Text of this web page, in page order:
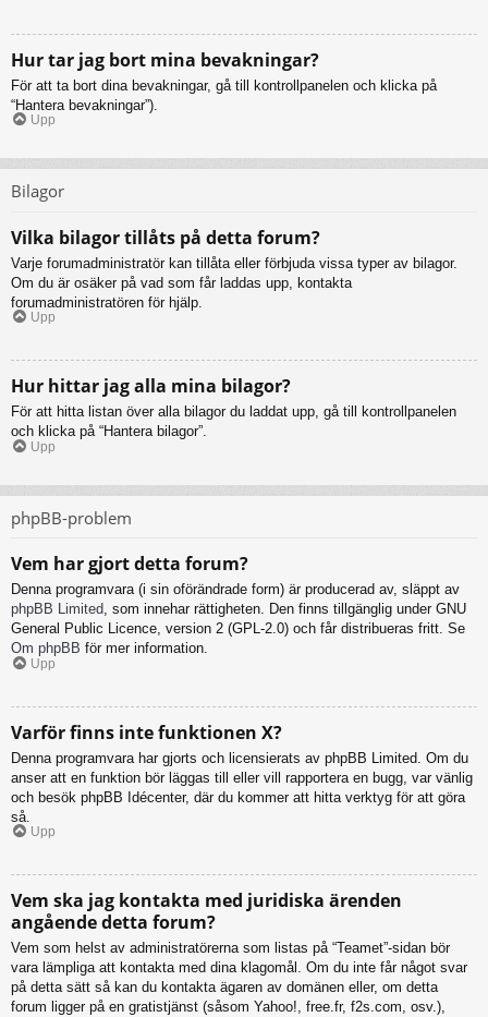
Hur tar jag bort mina bevakningar?
För att ta bort dina bevakningar, gå till kontrollpanelen och klicka på
“Hantera bevakningar”).
Upp
Bilagor
Vilka bilagor tillåts på detta forum?
Varje forumadministratör kan tillåta eller förbjuda vissa typer av bilagor.
Om du är osäker på vad som får laddas upp, kontakta
forumadministratören för hjälp.
Upp
Hur hittar jag alla mina bilagor?
För att hitta listan över alla bilagor du laddat upp, gå till kontrollpanelen
och klicka på “Hantera bilagor”.
Upp
phpBB-problem
Vem har gjort detta forum?
Denna programvara (i sin oförändrade form) är producerad av, släppt av
phpBB Limited, som innehar rättigheten. Den finns tillgänglig under GNU
General Public Licence, version 2 (GPL-2.0) och får distribueras fritt. Se
Om phpBB för mer information.
Upp
Varför finns inte funktionen X?
Denna programvara har gjorts och licensierats av phpBB Limited. Om du
anser att en funktion bör läggas till eller vill rapportera en bugg, var vänlig
och besök phpBB Idécenter, där du kommer att hitta verktyg för att göra
så.
Upp
Vem ska jag kontakta med juridiska ärenden
angående detta forum?
Vem som helst av administratörerna som listas på “Teamet”-sidan bör
vara lämpliga att kontakta med dina klagomål. Om du inte får något svar
på detta sätt så kan du kontakta ägaren av domänen eller, om detta
forum ligger på en gratistjänst (såsom Yahoo!, free.fr, f2s.com, osv.),